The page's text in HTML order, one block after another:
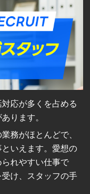
応が多くを占める
ります。
務がほとんどで、
いえます。愛想の
れやすい仕事で
け、スタッフの手